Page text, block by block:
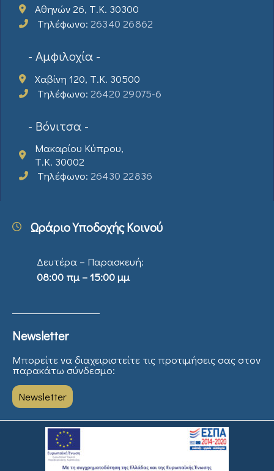
Αθηνών 26, Τ.Κ. 30300
Τηλέφωνο: 26340 26862
- Αμφιλοχία -
Χαβίνη 120, Τ.Κ. 30500
Τηλέφωνο: 26420 29075-6
- Βόνιτσα -
Μακαρίου Κύπρου,
Τ.Κ. 30002
Τηλέφωνο: 26430 22836
Ωράριο Υποδοχής Κοινού
Δευτέρα – Παρασκευή:
08:00 πμ – 15:00 μμ
Newsletter
Μπορείτε να διαχειριστείτε τις προτιμήσεις σας στον
παρακάτω σύνδεσμο:
Newsletter